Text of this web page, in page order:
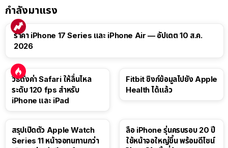
กำลังมาแรง
ราคา iPhone 17 Series และ iPhone Air — อัปเดต 10 ส.ค.
2026
วิธีตั้งค่า Safari ให้ลื่นไหล
ระดับ 120 fps สำหรับ
iPhone และ iPad
Fitbit ซิงก์ข้อมูลไปยัง Apple
Health ได้แล้ว
สรุปเปิดตัว Apple Watch
Series 11 หน้าจอทนทานกว่า
ลือ iPhone รุ่นครบรอบ 20 ปี
ใช้หน้าจอใหญ่ขึ้น พร้อมดีไซน์